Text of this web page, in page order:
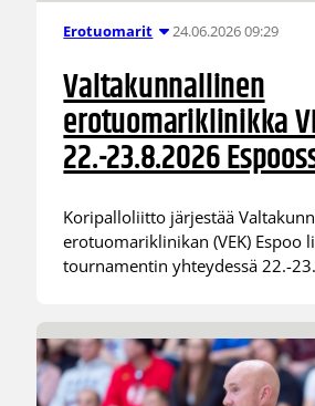
Erotuomarit 24.06.2026 09:29
Valtakunnallinen
erotuomariklinikka
22.-23.8.2026
Koripalloliitto järjestää
erotuomariklinikan (VEK) Espoo
tournamentin yhteydessä 22.-